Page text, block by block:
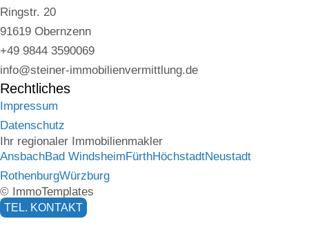
Ringstr. 20
91619 Obernzenn
+49 9844 3590069
info@steiner-immobilienvermittlung.de
Rechtliches
Impressum
Datenschutz
Ihr regionaler Immobilienmakler
AnsbachBad WindsheimFürthHöchstadtNeustadt
RothenburgWürzburg
© ImmoTemplates
TEL. KONTAKT